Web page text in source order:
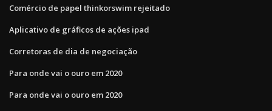
Comércio de papel thinkorswim rejeitado
Aplicativo de gráficos de ações ipad
Corretoras de dia de negociação
Para onde vai o ouro em 2020
Para onde vai o ouro em 2020